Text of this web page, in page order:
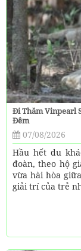
Đi Thăm Vinpearl
Đêm
07/08/2026
Hầu hết du
đoàn, theo hộ
vừa hài hòa
giải trí của trẻ